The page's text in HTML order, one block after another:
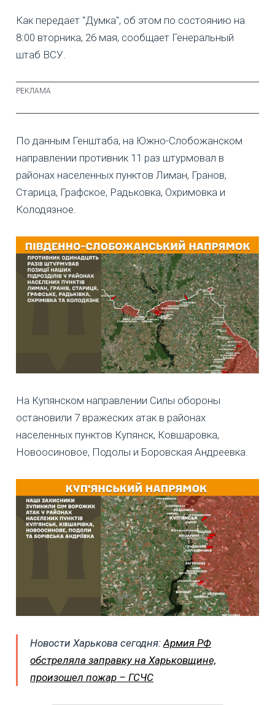
Как передает "Думка", об этом по состоянию на
8:00 вторника, 26 мая, сообщает Генеральный
штаб ВСУ.
По данным Генштаба, на Южно-Слобожанском
направлении противник 11 раз штурмовал в
районах населенных пунктов Лиман, Гранов,
Старица, Графское, Радьковка, Охримовка и
Колодязное.
На Купянском направлении Силы обороны
остановили 7 вражеских атак в районах
населенных пунктов Купянск, Ковшаровка,
Новоосиновое, Подолы и Боровская Андреевка.
Новости Харькова сегодня: Армия РФ
обстреляла заправку на Харьковщине,
произошел пожар – ГСЧС